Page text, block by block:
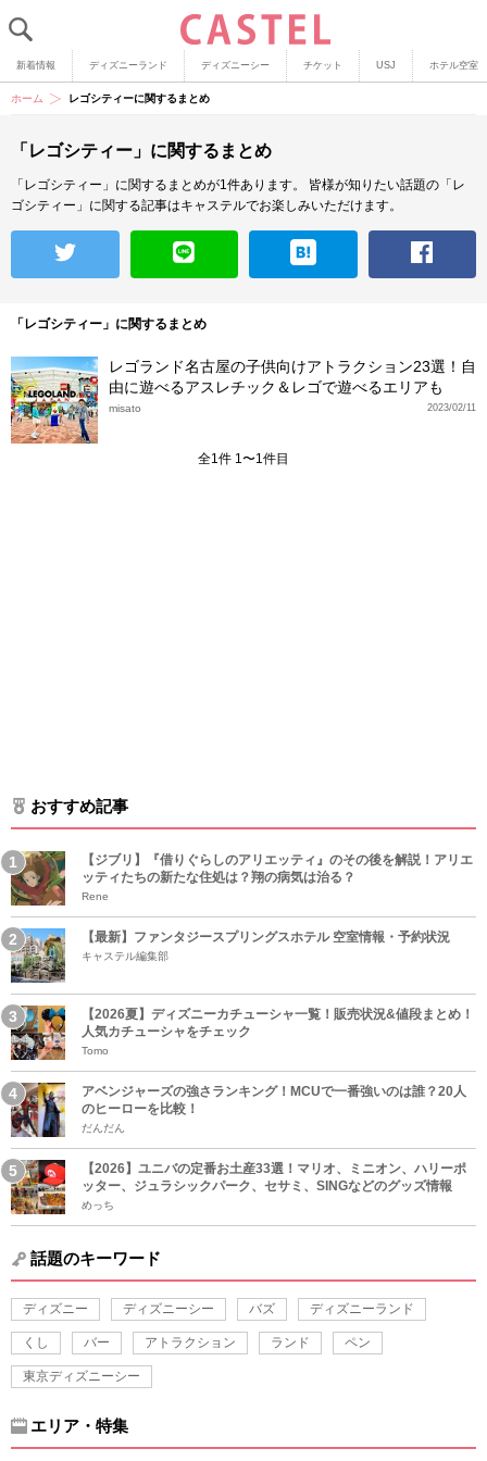
新着情報 ディズニーランド ディズニーシー チケット USJ ホテル空室
ホーム レゴシティーに関するまとめ
「レゴシティー」に関するまとめ
「レゴシティー」に関するまとめが1件あります。
皆様が知りたい話題の「レ
ゴシティー」に関する記事はキャステルでお楽しみいただけます。
「レゴシティー」に関するまとめ
レゴランド名古屋の子供向けアトラクション23選！自
由に遊べるアスレチック＆レゴで遊べるエリアも
2023/02/11
misato
全1件 1〜1件目
おすすめ記事
【ジブリ】『借りぐらしのアリエッティ』のその後を解説！アリエ
ッティたちの新たな住処は？翔の病気は治る？
Rene
【最新】ファンタジースプリングスホテル 空室情報・予約状況
キャステル編集部
【2026夏】ディズニーカチューシャ一覧！販売状況&値段まとめ！
人気カチューシャをチェック
Tomo
アベンジャーズの強さランキング！MCUで一番強いのは誰？20人
のヒーローを比較！
だんだん
【2026】ユニバの定番お土産33選！マリオ、ミニオン、ハリーポ
ッター、ジュラシックパーク、セサミ、SINGなどのグッズ情報
めっち
話題のキーワード
ディズニー ディズニーシー バズ ディズニーランド
くし バー アトラクション ランド ペン
東京ディズニーシー
エリア・特集